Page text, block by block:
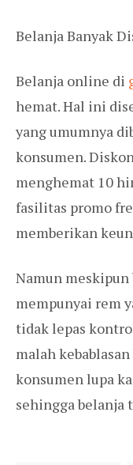
Belanja Banyak
Belanja online di
hemat. Hal ini
yang umumnya
konsumen.
menghemat 10
fasilitas promo
memberikan
Namun
mempunyai rem
tidak lepas
malah
konsumen lupa
sehingga belanja